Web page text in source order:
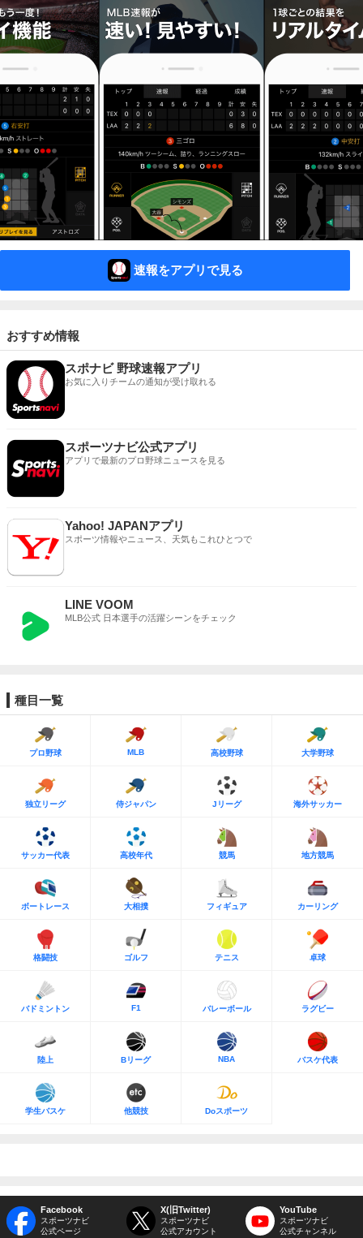
速報をアプリで見る
おすすめ情報
スポナビ 野球速報アプリ
お気に入りチームの通知が受け取れる
スポーツナビ公式アプリ
アプリで最新のプロ野球ニュースを見る
Yahoo! JAPANアプリ
スポーツ情報やニュース、天気もこれひとつで
LINE VOOM
MLB公式 日本選手の活躍シーンをチェック
種目一覧
プロ野球 MLB 高校野球 大学野球
独立リーグ 侍ジャパン Jリーグ 海外サッカー
サッカー代表 高校年代 競馬 地方競馬
ボートレース 大相撲 フィギュア カーリング
格闘技 ゴルフ テニス 卓球
バドミントン F1 バレーボール ラグビー
陸上 Bリーグ NBA バスケ代表
学生バスケ 他競技 Doスポーツ
Facebook
スポーツナビ
公式ページ
X(旧Twitter)
スポーツナビ
公式アカウント
YouTube
スポーツナビ
公式チャンネル